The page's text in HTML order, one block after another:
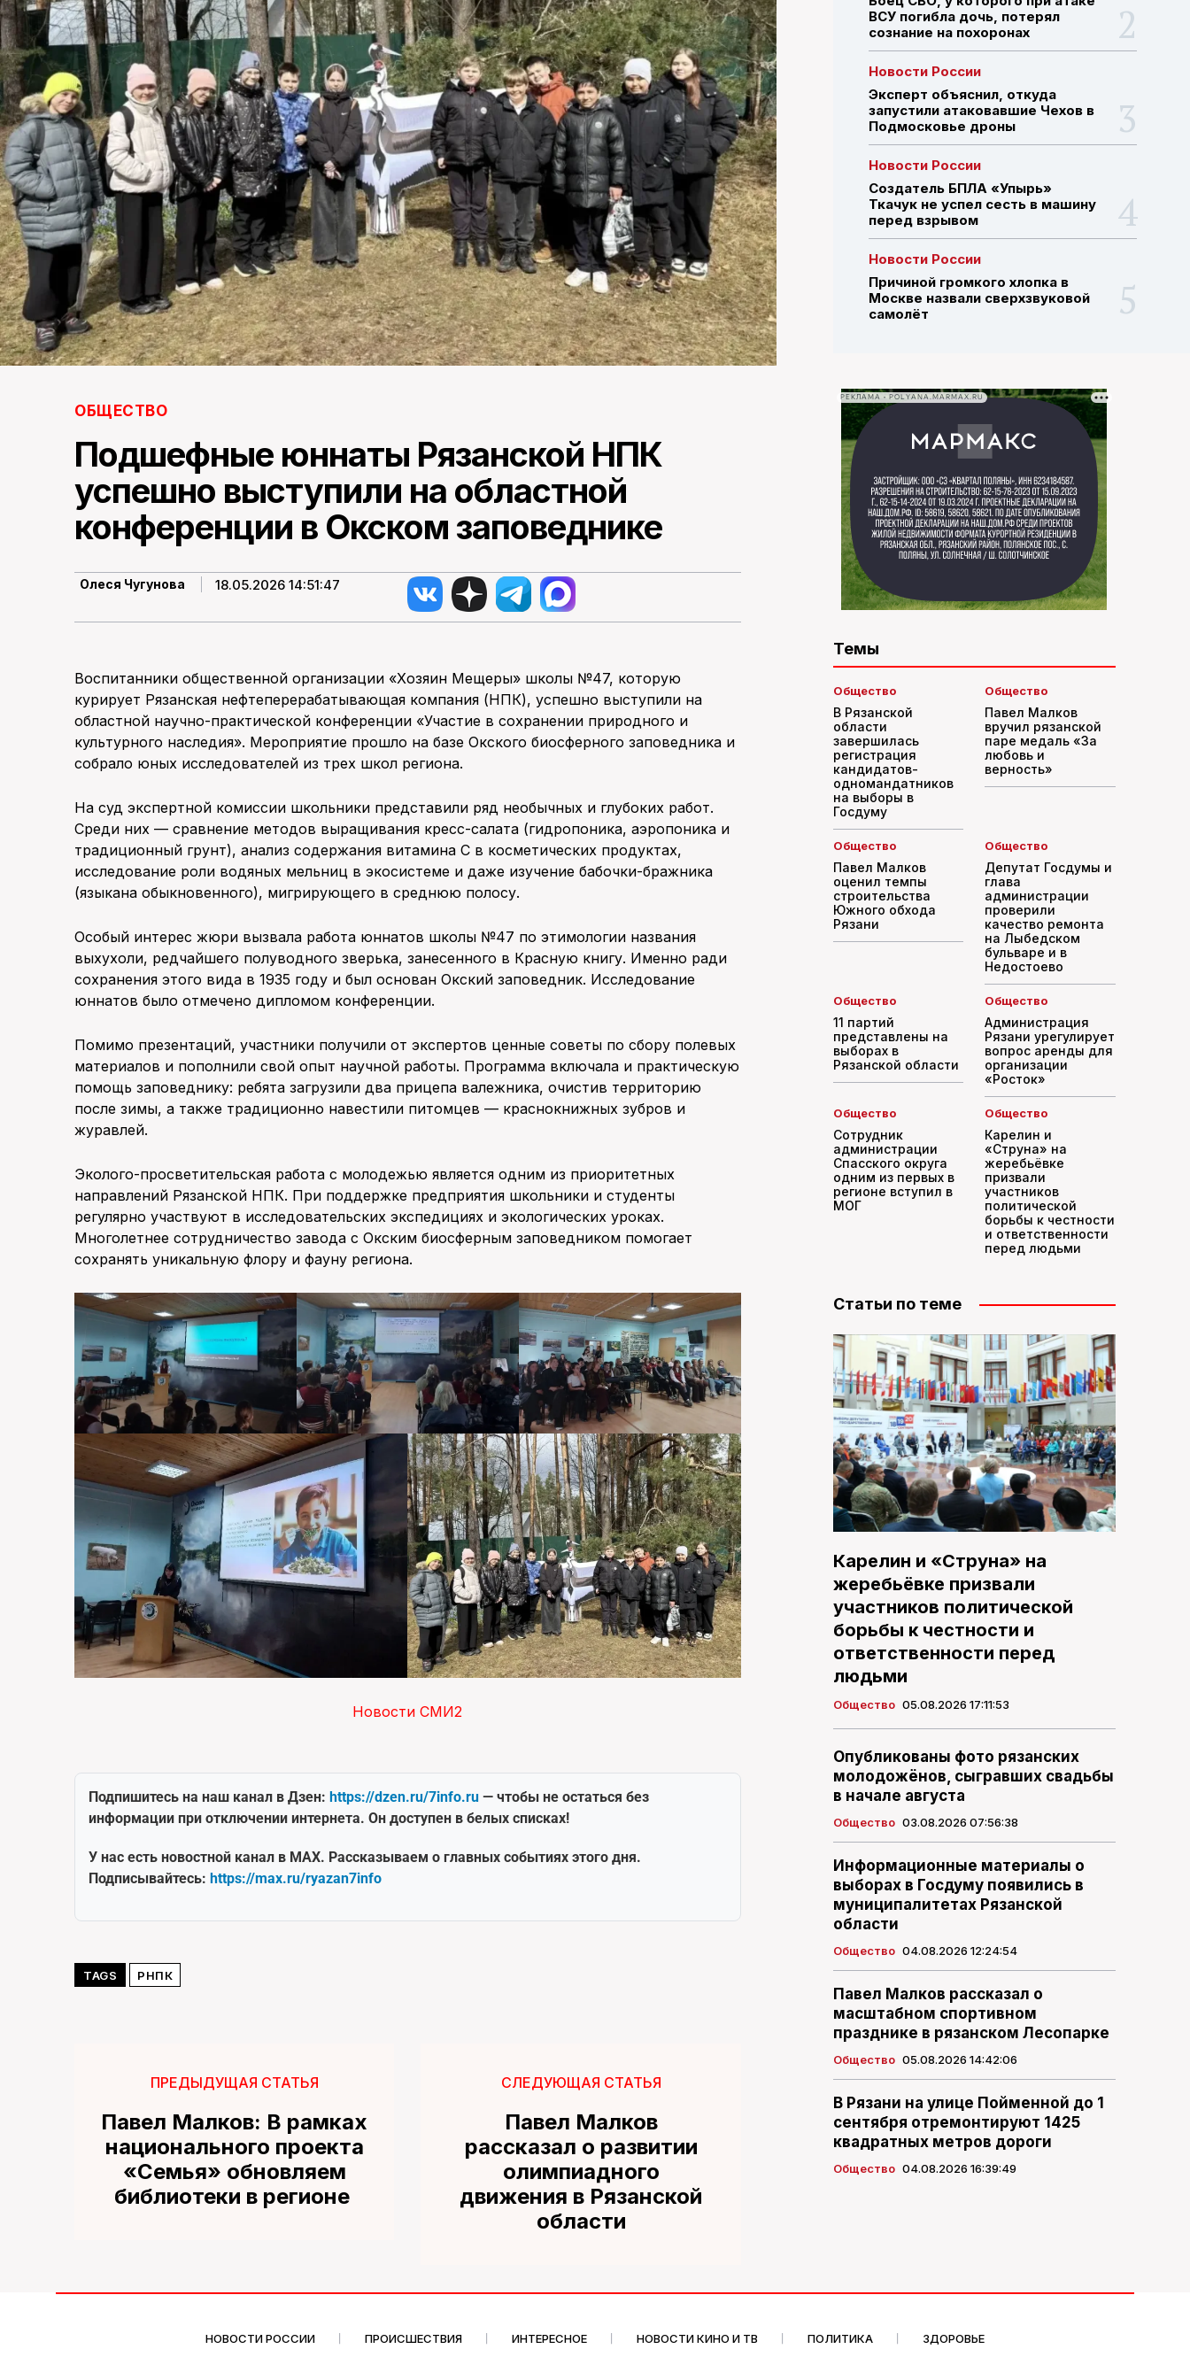
ПОИСК ПО САЙТУ
ОБЩЕСТВО
Подшефные юннаты Рязанской НПК
успешно выступили на областной
конференции в Окском заповеднике
Олеся Чугунова 18.05.2026 14:51:47
Воспитанники общественной организации «Хозяин Мещеры» школы №47, которую
курирует Рязанская нефтеперерабатывающая компания (НПК), успешно выступили на
областной научно-практической конференции «Участие в сохранении природного и
культурного наследия». Мероприятие прошло на базе Окского биосферного заповедника и
собрало юных исследователей из трех школ региона.
На суд экспертной комиссии школьники представили ряд необычных и глубоких работ.
Среди них — сравнение методов выращивания кресс-салата (гидропоника, аэропоника и
традиционный грунт), анализ содержания витамина С в косметических продуктах,
исследование роли водяных мельниц в экосистеме и даже изучение бабочки-бражника
(языкана обыкновенного), мигрирующего в среднюю полосу.
Особый интерес жюри вызвала работа юннатов школы №47 по этимологии названия
выхухоли, редчайшего полуводного зверька, занесенного в Красную книгу. Именно ради
сохранения этого вида в 1935 году и был основан Окский заповедник. Исследование
юннатов было отмечено дипломом конференции.
Помимо презентаций, участники получили от экспертов ценные советы по сбору полевых
материалов и пополнили свой опыт научной работы. Программа включала и практическую
помощь заповеднику: ребята загрузили два прицепа валежника, очистив территорию
после зимы, а также традиционно навестили питомцев — краснокнижных зубров и
журавлей.
Эколого-просветительская работа с молодежью является одним из приоритетных
направлений Рязанской НПК. При поддержке предприятия школьники и студенты
регулярно участвуют в исследовательских экспедициях и экологических уроках.
Многолетнее сотрудничество завода с Окским биосферным заповедником помогает
сохранять уникальную флору и фауну региона.
Новости СМИ2
Подпишитесь на наш канал в Дзен: https://dzen.ru/7info.ru — чтобы не остаться без
информации при отключении интернета. Он доступен в белых списках!
У нас есть новостной канал в MAX. Рассказываем о главных событиях этого дня.
Подписывайтесь: https://max.ru/ryazan7info
TAGS РНПК
ПРЕДЫДУЩАЯ СТАТЬЯ
Павел Малков: В рамках
национального проекта
«Семья» обновляем
библиотеки в регионе
СЛЕДУЮЩАЯ СТАТЬЯ
Павел Малков
рассказал о развитии
олимпиадного
движения в Рязанской
области
ВСУ погибла дочь, потерял
сознание на похоронах
Новости России
Эксперт объяснил, откуда
запустили атаковавшие Чехов в
Подмосковье дроны
Новости России
Создатель БПЛА «Упырь»
Ткачук не успел сесть в машину
перед взрывом
Новости России
Причиной громкого хлопка в
Москве назвали сверхзвуковой
самолёт
РЕКЛАМА • POLYANA.MARMAX.RU
Темы
Общество
В Рязанской
области
завершилась
регистрация
кандидатов-
одномандатников
на выборы в
Госдуму
Общество
Павел Малков
вручил рязанской
паре медаль «За
любовь и
верность»
Общество
Павел Малков
оценил темпы
строительства
Южного обхода
Рязани
Общество
Депутат Госдумы и
глава
администрации
проверили
качество ремонта
на Лыбедском
бульваре и в
Недостоево
Общество
11 партий
представлены на
выборах в
Рязанской области
Общество
Администрация
Рязани урегулирует
вопрос аренды для
организации
«Росток»
Общество
Сотрудник
администрации
Спасского округа
одним из первых в
регионе вступил в
МОГ
Общество
Карелин и
«Струна» на
жеребьёвке
призвали
участников
политической
борьбы к честности
и ответственности
перед людьми
Статьи по теме
Карелин и «Струна» на
жеребьёвке призвали
участников политической
борьбы к честности и
ответственности перед
людьми
Общество 05.08.2026 17:11:53
Опубликованы фото рязанских
молодожёнов, сыгравших свадьбы
в начале августа
Общество 03.08.2026 07:56:38
Информационные материалы о
выборах в Госдуму появились в
муниципалитетах Рязанской
области
Общество 04.08.2026 12:24:54
Павел Малков рассказал о
масштабном спортивном
празднике в рязанском Лесопарке
Общество 05.08.2026 14:42:06
В Рязани на улице Пойменной до 1
сентября отремонтируют 1425
квадратных метров дороги
Общество 04.08.2026 16:39:49
НОВОСТИ РОССИИ ПРОИСШЕСТВИЯ ИНТЕРЕСНОЕ НОВОСТИ КИНО И ТВ ПОЛИТИКА ЗДОРОВЬЕ